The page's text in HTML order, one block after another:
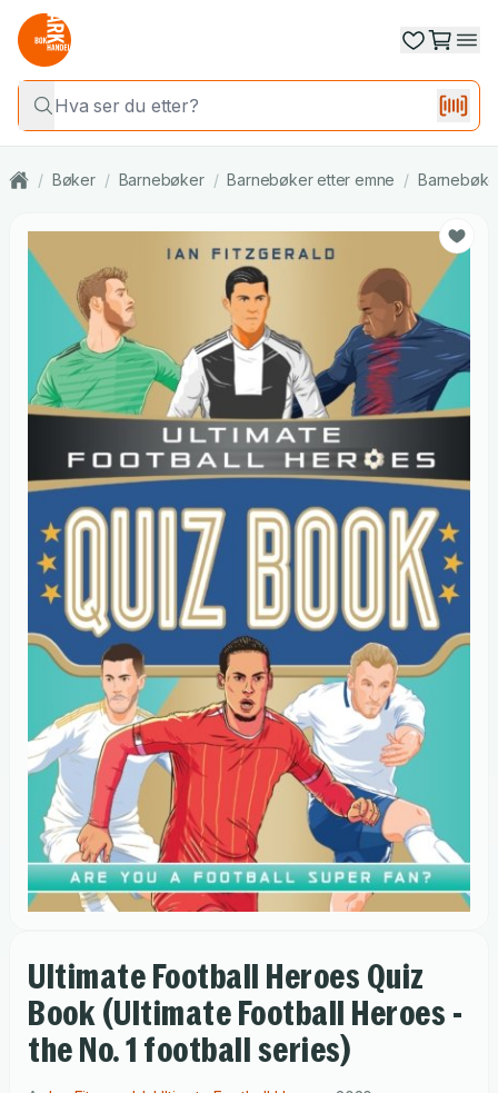
/ Bøker / Barnebøker / Barnebøker etter emne /
Ultimate Football Heroes Quiz
Book (Ultimate Football Heroes -
the No. 1 football series)